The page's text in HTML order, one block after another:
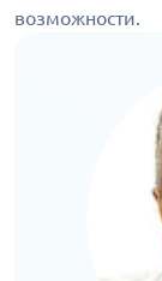
возможности.